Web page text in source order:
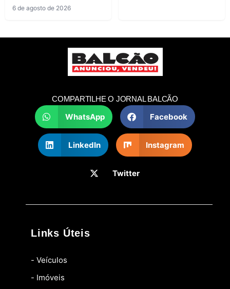
6 de agosto de 2026
COMPARTILHE O JORNAL BALCÃO
WhatsApp Facebook
LinkedIn Instagram
Twitter
Links Úteis
- Veículos
- Imóveis